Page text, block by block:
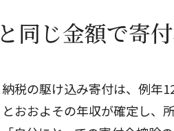
同じ金額で寄
税の駆け込み寄付は、例年
おおよその年収が確定し、